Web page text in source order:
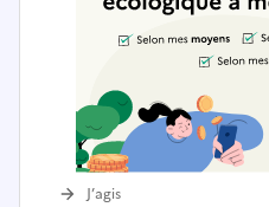
J’agis